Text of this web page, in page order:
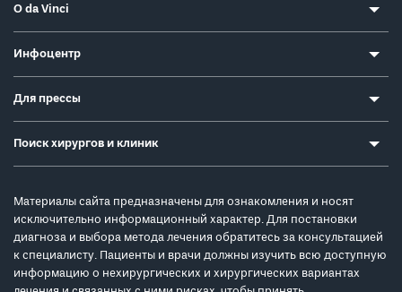
О da Vinci
Инфоцентр
Для прессы
Поиск хирургов и клиник
Материалы сайта предназначены для ознакомления и носят
исключительно информационный характер. Для постановки
диагноза и выбора метода лечения обратитесь за консультацией
к специалисту. Пациенты и врачи должны изучить всю доступную
информацию о нехирургических и хирургических вариантах